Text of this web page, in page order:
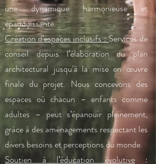
une dynamique harmonieuse et
épanouissante.
Création d’espaces inclusifs :Services de
conseil depuis l’élaboration du plan
architectural jusqu'à la mise en œuvre
finale du projet. Nous concevons des
espaces où chacun – enfants comme
adultes – peut s’épanouir pleinement,
grâce à des aménagements respectant les
divers besoins et perceptions du monde.
Soutien à l’éducation évolutive: